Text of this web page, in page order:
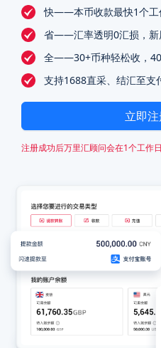
快——本币收款最快1个工
省——汇率透明0汇损，新
全——30+币种轻松收，
支持1688直采、结汇至支
立即
注册成功后万里汇顾问会在1个工作